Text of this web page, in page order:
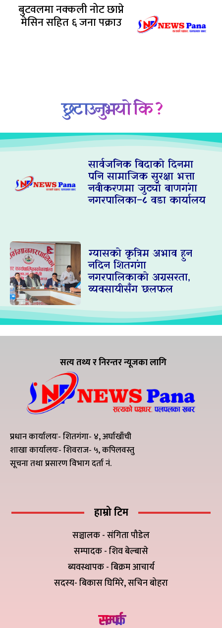
बुटवलमा नक्कली नोट छाप्ने
मेसिन सहित ६ जना पक्राउ
छुटाउनुभयो कि ?
सार्वजनिक बिदाको दिनमा
पनि सामाजिक सुरक्षा भत्ता
नवीकरणमा जुट्यो बाणगंगा
नगरपालिका–८ वडा कार्यालय
ग्यासको कृत्रिम अभाव हुन
नदिन शितगंगा
नगरपालिकाको अग्रसरता,
व्यवसायीसँग छलफल
सत्य तथ्य र निरन्तर न्यूजका लागि
प्रधान कार्यालयः- शितगंगा- ४, अर्घाखाँची
शाखा कार्यालयः- शिवराज- ५, कपिलवस्तु
सूचना तथा प्रसारण विभाग दर्ता नं.
हाम्रो टिम
सञ्चालक - संगिता पौडेल
सम्पादक - शिव बेल्बासे
ब्यवस्थापक - बिक्रम आचार्य
सदस्य- बिकास घिमिरे, सचिन बोहरा
सम्पर्क